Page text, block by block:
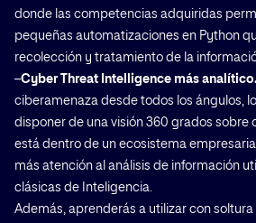
donde las competencias adquiridas
pequeñas automatizaciones en Python
recolección y tratamiento de la
–Cyber Threat Intelligence más analítico.
ciberamenaza desde todos los ángulos,
disponer de una visión 360 grados sobre
está dentro de un ecosistema
más atención al análisis de información
clásicas de Inteligencia.
Además, aprenderás a utilizar con